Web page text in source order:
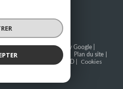
| Traduction powered by Google |
MEZIERES
Plan du site
Politique RGPD Cookies